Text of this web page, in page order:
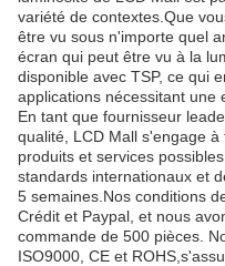
variété de contextes.Que
être vu sous n'importe quel
écran qui peut être vu à la
disponible avec TSP, ce qui
applications nécessitant une
En tant que fournisseur
qualité, LCD Mall s'engage
produits et services
standards internationaux et
5 semaines.Nos conditions
Crédit et Paypal, et nous
commande de 500 pièces.
ISO9000, CE et